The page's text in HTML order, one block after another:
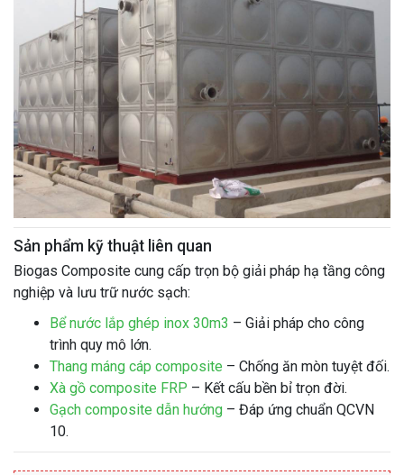
Sản phẩm kỹ thuật liên quan
Biogas Composite cung cấp trọn bộ giải pháp hạ tầng công
nghiệp và lưu trữ nước sạch:
Bể nước lắp ghép inox 30m3 – Giải pháp cho công
trình quy mô lớn.
Thang máng cáp composite – Chống ăn mòn tuyệt đối.
Xà gồ composite FRP – Kết cấu bền bỉ trọn đời.
Gạch composite dẫn hướng – Đáp ứng chuẩn QCVN
10.